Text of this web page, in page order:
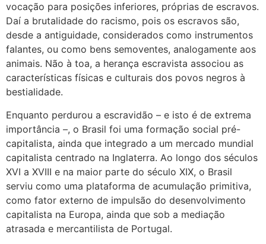
vocação para posições inferiores, próprias de escravos.
Daí a brutalidade do racismo, pois os escravos são,
desde a antiguidade, considerados como instrumentos
falantes, ou como bens semoventes, analogamente aos
animais. Não à toa, a herança escravista associou as
características físicas e culturais dos povos negros à
bestialidade.
Enquanto perdurou a escravidão – e isto é de extrema
importância –, o Brasil foi uma formação social pré-
capitalista, ainda que integrado a um mercado mundial
capitalista centrado na Inglaterra. Ao longo dos séculos
XVI a XVIII e na maior parte do século XIX, o Brasil
serviu como uma plataforma de acumulação primitiva,
como fator externo de impulsão do desenvolvimento
capitalista na Europa, ainda que sob a mediação
atrasada e mercantilista de Portugal.